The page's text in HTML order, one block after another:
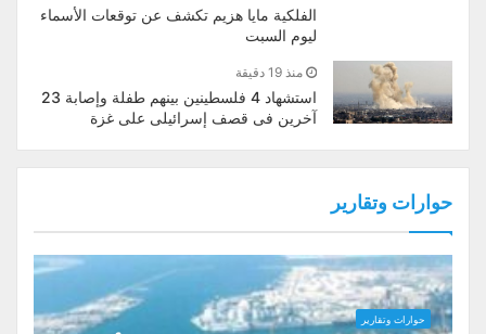
الفلكية مايا هزيم تكشف عن توقعات الأسماء
ليوم السبت
منذ 19 دقيقة
استشهاد 4 فلسطينين بينهم طفلة وإصابة 23
آخرين فى قصف إسرائيلى على غزة
حوارات وتقارير
حوارات وتقارير